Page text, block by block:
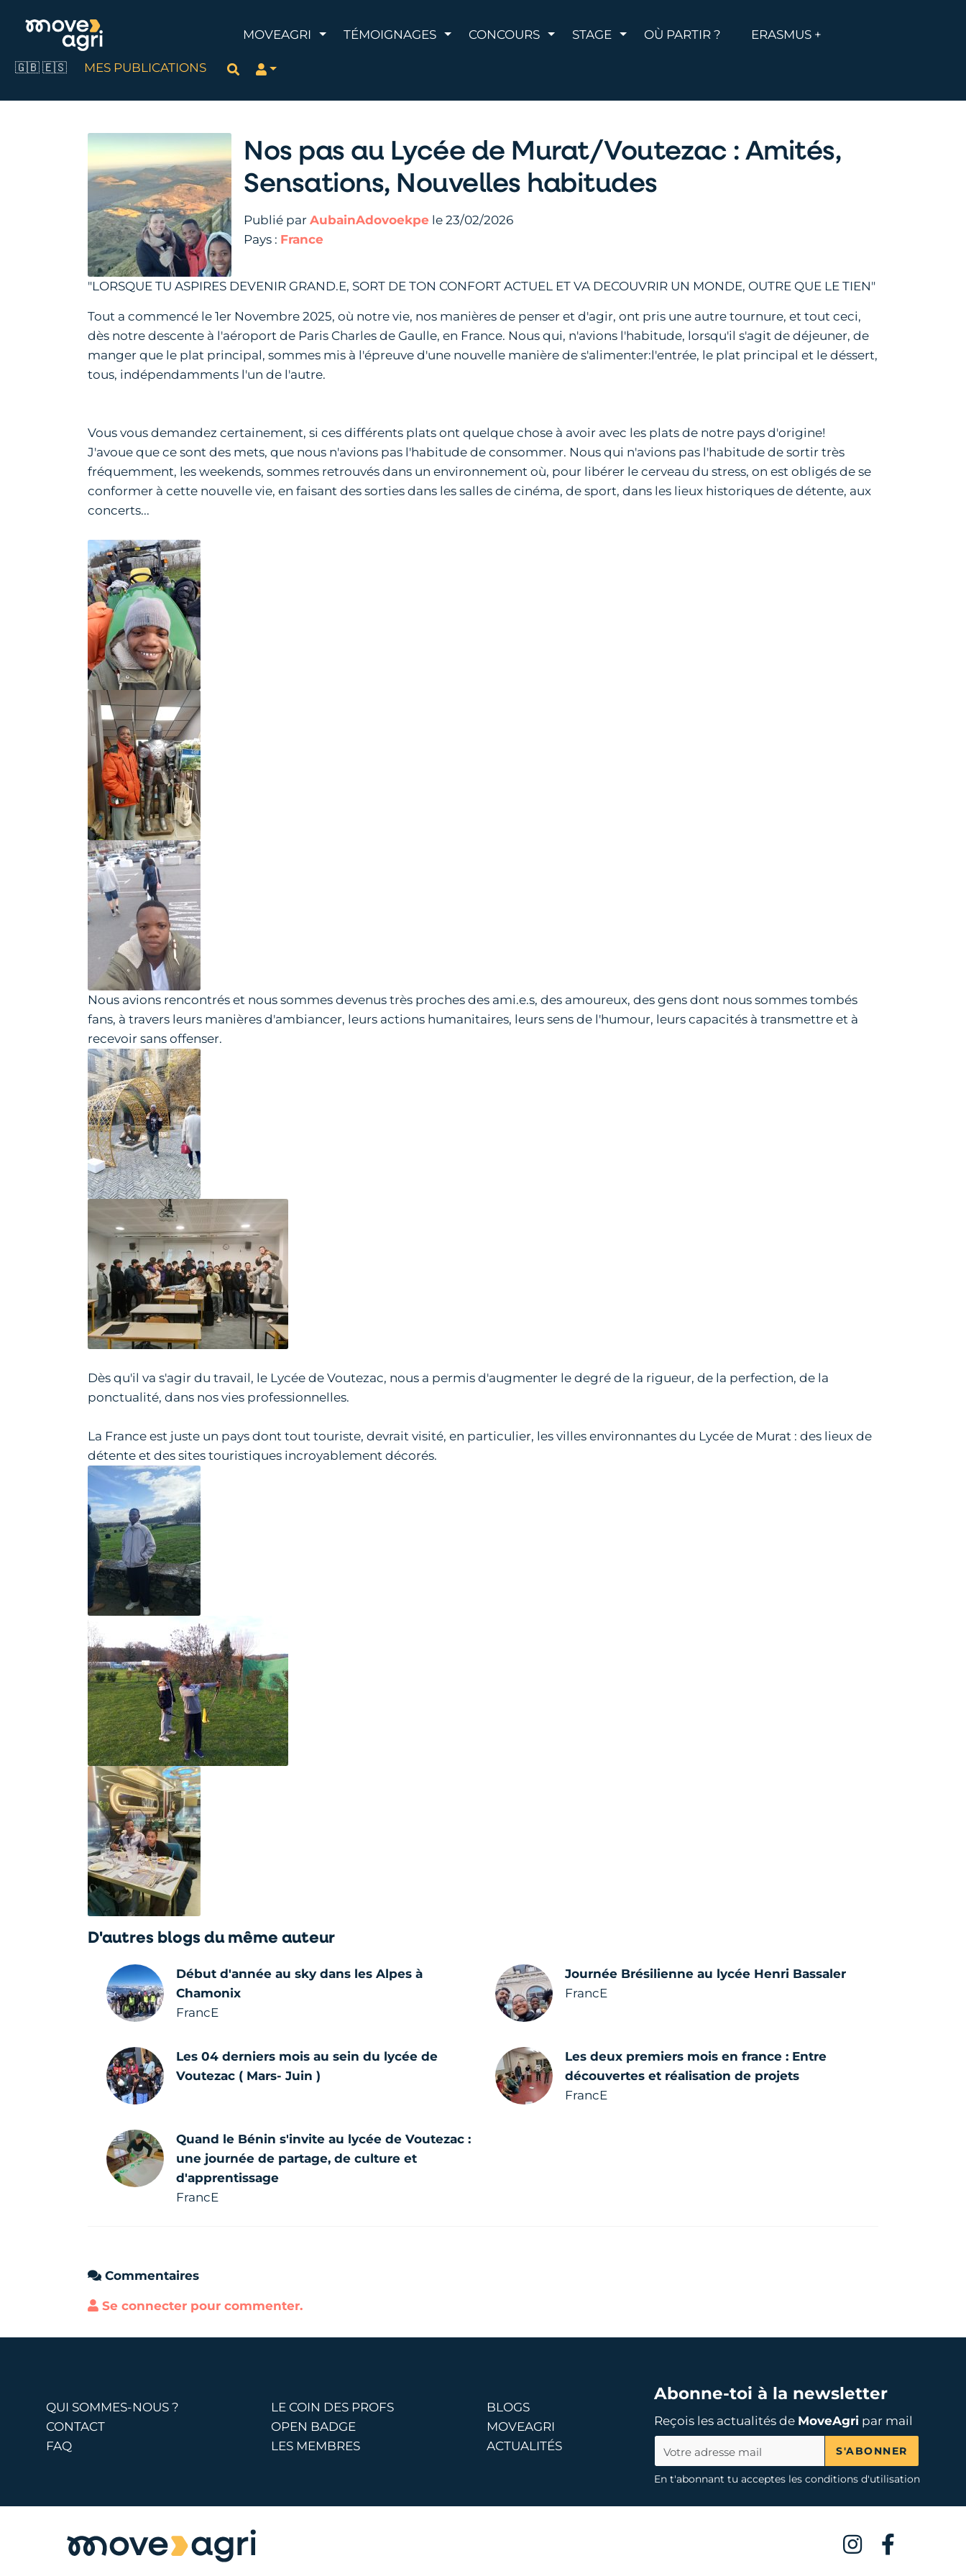
MOVEAGRI AFFICHER LE MENU
TÉMOIGNAGES AFFICHER LE MENU
CONCOURS AFFICHER LE MENU
STAGE AFFICHER LE MENU
OÙ PARTIR ? ERASMUS +
🇬🇧 🇪🇸 MES PUBLICATIONS Rechercher
Nos pas au Lycée de Murat/Voutezac : Amités,
Sensations, Nouvelles habitudes
Publié par AubainAdovoekpe le 23/02/2026
Pays : France
"LORSQUE TU ASPIRES DEVENIR GRAND.E, SORT DE TON CONFORT ACTUEL ET VA DECOUVRIR UN MONDE, OUTRE QUE LE TIEN"
Tout a commencé le 1er Novembre 2025, où notre vie, nos manières de penser et d'agir, ont pris une autre tournure, et tout ceci,
dès notre descente à l'aéroport de Paris Charles de Gaulle, en France. Nous qui, n'avions l'habitude, lorsqu'il s'agit de déjeuner, de
manger que le plat principal, sommes mis à l'épreuve d'une nouvelle manière de s'alimenter:l'entrée, le plat principal et le déssert,
tous, indépendamments l'un de l'autre.
Vous vous demandez certainement, si ces différents plats ont quelque chose à avoir avec les plats de notre pays d'origine!
J'avoue que ce sont des mets, que nous n'avions pas l'habitude de consommer. Nous qui n'avions pas l'habitude de sortir très
fréquemment, les weekends, sommes retrouvés dans un environnement où, pour libérer le cerveau du stress, on est obligés de se
conformer à cette nouvelle vie, en faisant des sorties dans les salles de cinéma, de sport, dans les lieux historiques de détente, aux
concerts...
Nous avions rencontrés et nous sommes devenus très proches des ami.e.s, des amoureux, des gens dont nous sommes tombés
fans, à travers leurs manières d'ambiancer, leurs actions humanitaires, leurs sens de l'humour, leurs capacités à transmettre et à
recevoir sans offenser.
Dès qu'il va s'agir du travail, le Lycée de Voutezac, nous a permis d'augmenter le degré de la rigueur, de la perfection, de la
ponctualité, dans nos vies professionnelles.
La France est juste un pays dont tout touriste, devrait visité, en particulier, les villes environnantes du Lycée de Murat : des lieux de
détente et des sites touristiques incroyablement décorés.
D'autres blogs du même auteur
Début d'année au sky dans les Alpes à
Chamonix
FrancE
Journée Brésilienne au lycée Henri Bassaler
FrancE
Les 04 derniers mois au sein du lycée de
Voutezac ( Mars- Juin )
Les deux premiers mois en france : Entre
découvertes et réalisation de projets
FrancE
Quand le Bénin s'invite au lycée de Voutezac :
une journée de partage, de culture et
d'apprentissage
FrancE
Commentaires
Se connecter pour commenter.
QUI SOMMES-NOUS ?
CONTACT
FAQ
LE COIN DES PROFS
OPEN BADGE
LES MEMBRES
BLOGS
MOVEAGRI
ACTUALITÉS
Abonne-toi à la newsletter
Reçois les actualités de MoveAgripar mail
S'ABONNER
En t'abonnant tu acceptes les conditions d'utilisation